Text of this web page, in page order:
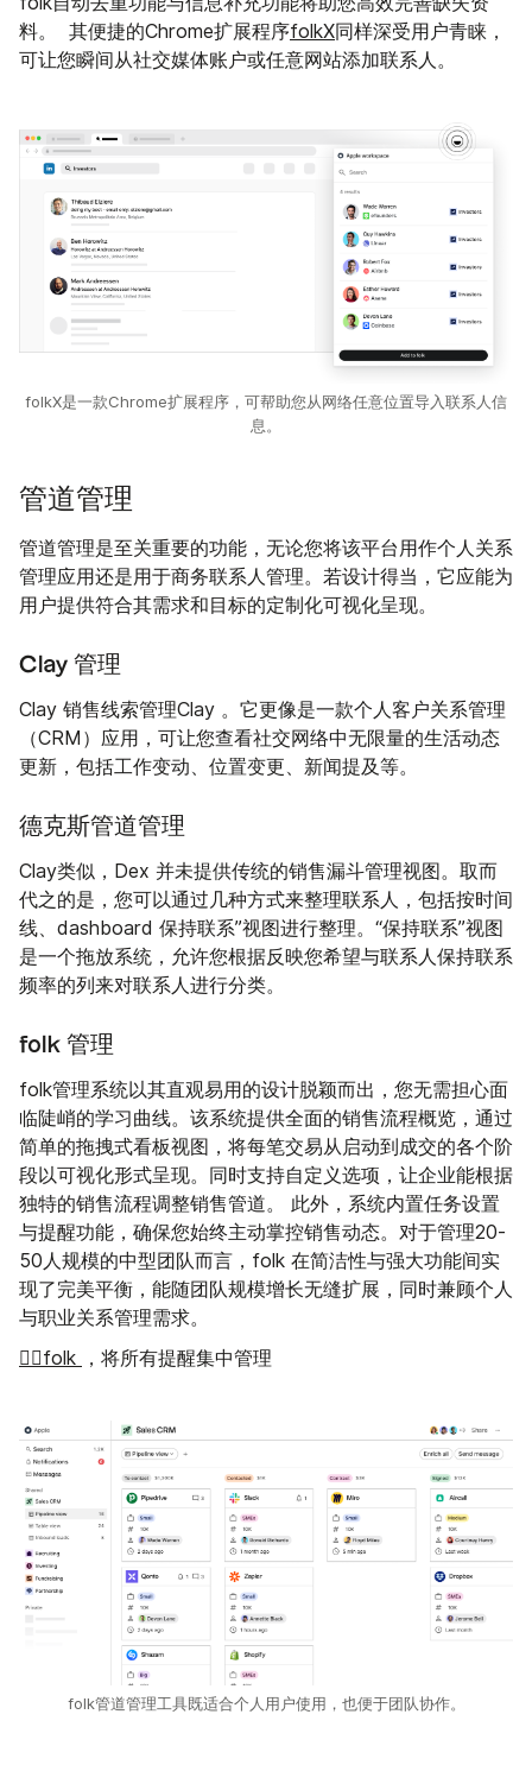
料。 其便捷的Chrome扩展程序folkX同样深受用户青睐，
可让您瞬间从社交媒体账户或任意网站添加联系人。
folkX是一款Chrome扩展程序，可帮助您从网络任意位置导入联系人信
息。
管道管理
管道管理是至关重要的功能，无论您将该平台用作个人关系
管理应用还是用于商务联系人管理。若设计得当，它应能为
用户提供符合其需求和目标的定制化可视化呈现。
Clay 管理
Clay 销售线索管理Clay 。它更像是一款个人客户关系管理
（CRM）应用，可让您查看社交网络中无限量的生活动态
更新，包括工作变动、位置变更、新闻提及等。
德克斯管道管理
Clay类似，Dex 并未提供传统的销售漏斗管理视图。取而
代之的是，您可以通过几种方式来整理联系人，包括按时间
线、dashboard 保持联系”视图进行整理。“保持联系”视图
是一个拖放系统，允许您根据反映您希望与联系人保持联系
频率的列来对联系人进行分类。
folk 管理
folk管理系统以其直观易用的设计脱颖而出，您无需担心面
临陡峭的学习曲线。该系统提供全面的销售流程概览，通过
简单的拖拽式看板视图，将每笔交易从启动到成交的各个阶
段以可视化形式呈现。同时支持自定义选项，让企业能根据
独特的销售流程调整销售管道。 此外，系统内置任务设置
与提醒功能，确保您始终主动掌控销售动态。对于管理20-
50人规模的中型团队而言，folk 在简洁性与强大功能间实
现了完美平衡，能随团队规模增长无缝扩展，同时兼顾个人
与职业关系管理需求。
👉🏼folk
，将所有提醒集中管理
folk管道管理工具既适合个人用户使用，也便于团队协作。